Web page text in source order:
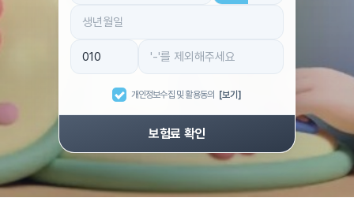
개인정보수집 및 활용동의 [보기]
보험료 확인